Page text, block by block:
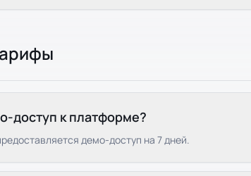
доступ к платформе?
демо-доступ на 7 дней.